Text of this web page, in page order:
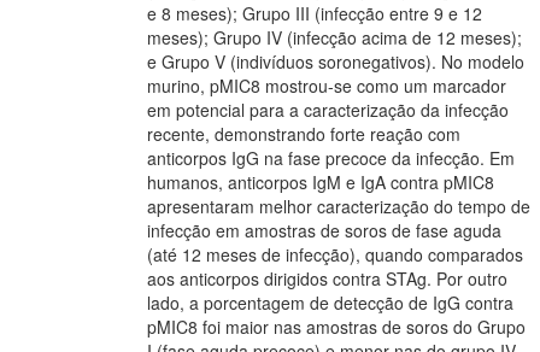
e 8 meses); Grupo III (infecção entre 9 e 12
meses); Grupo IV (infecção acima de 12 meses);
e Grupo V (indivíduos soronegativos). No modelo
murino, pMIC8 mostrou-se como um marcador
em potencial para a caracterização da infecção
recente, demonstrando forte reação com
anticorpos IgG na fase precoce da infecção. Em
humanos, anticorpos IgM e IgA contra pMIC8
apresentaram melhor caracterização do tempo de
infecção em amostras de soros de fase aguda
(até 12 meses de infecção), quando comparados
aos anticorpos dirigidos contra STAg. Por outro
lado, a porcentagem de detecção de IgG contra
pMIC8 foi maior nas amostras de soros do Grupo